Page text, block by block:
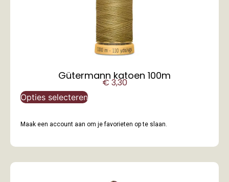
Gütermann katoen 100m
€3,30
Opties selecteren
Maak een account aan om je favorieten op te slaan.